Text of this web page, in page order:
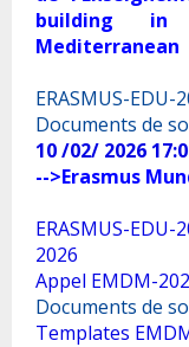
building in
Mediterranean
ERASMUS-EDU-
Documents de
10 /02/ 2026
-->Erasmus
ERASMUS-
2026
Appel EMDM-
Documents de
Templates